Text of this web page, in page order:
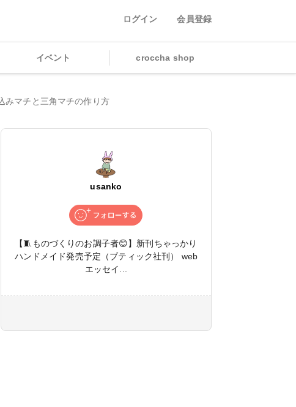
ログイン 会員登録
イベント croccha shop
みマチと三角マチの作り方
usanko
【🧵ものづくりのお調子者😊】新刊ちゃっかり
ハンドメイド発売予定（ブティック社刊） web
エッセイ...